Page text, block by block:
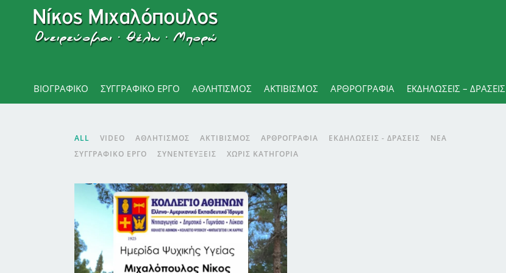
ΒΙΟΓΡΑΦΙΚΌ ΣΥΓΓΡΑΦΙΚΟ ΕΡΓΟ ΑΘΛΗΤΙΣΜΌΣ ΑΚΤΙΒΙΣΜΟΣ ΑΡΘΡΟΓΡΑΦΊΑ ΕΚΔΗΛΏΣΕΙΣ – ΔΡΆΣΕΙΣ
ALL VIDEO ΑΘΛΗΤΙΣΜΌΣ ΑΚΤΙΒΙΣΜΌΣ ΑΡΘΡΟΓΡΑΦΊΑ ΕΚΔΗΛΏΣΕΙΣ - ΔΡΆΣΕΙΣ
ΝΈΑ
ΣΥΓΓΡΑΦΙΚΌ ΈΡΓΟ
ΣΥΝΕΝΤΕΎΞΕΙΣ ΧΩΡΊΣ ΚΑΤΗΓΟΡΊΑ